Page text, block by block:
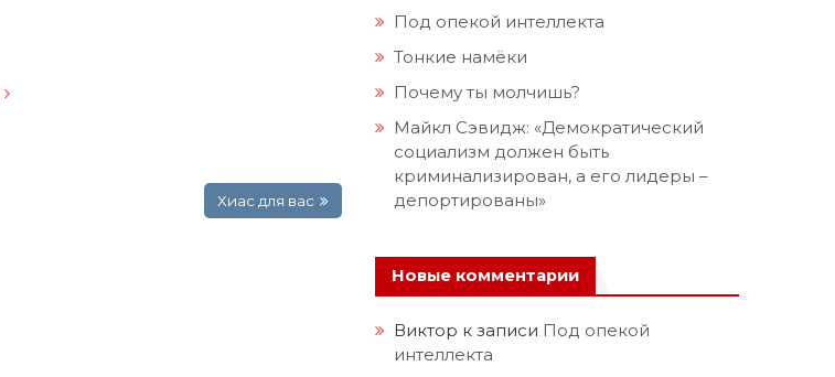
Хиас для вас
Под опекой интеллекта
Тонкие намёки
Почему ты молчишь?
Майкл Сэвидж: «Демократический
социализм должен быть
криминализирован, а его лидеры –
депортированы»
Новые комментарии
Виктор к записи Под опекой
интеллекта